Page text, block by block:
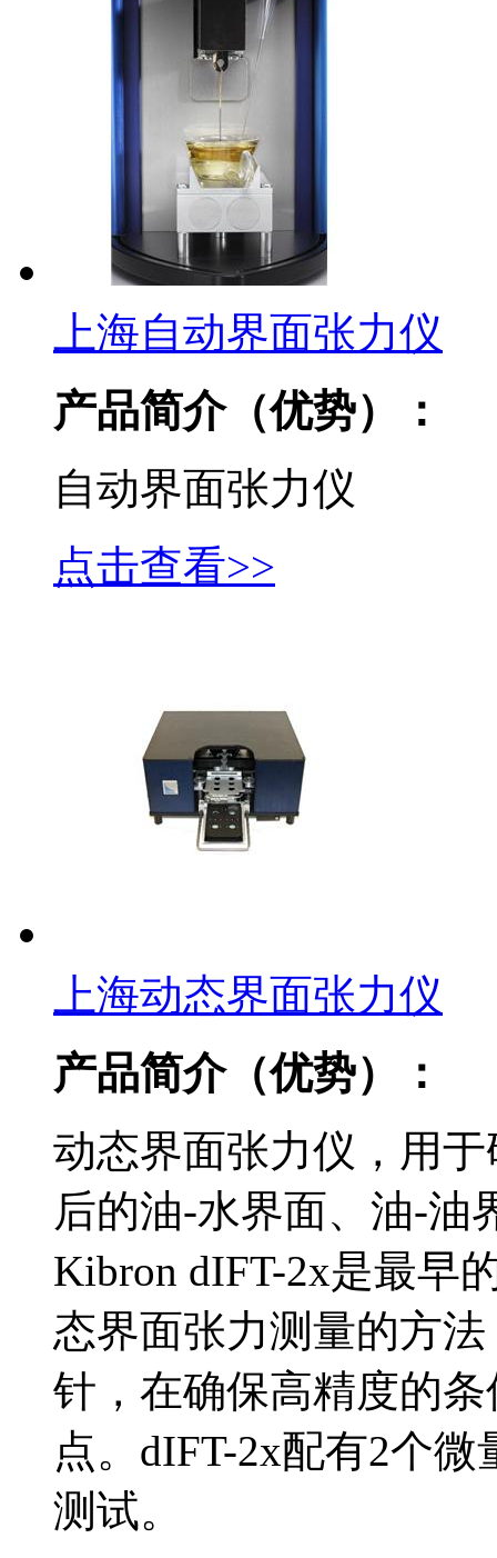
上海自动界面张力仪
产品简介（优势）：
自动界面张力仪
点击查看>>
上海动态界面张力仪
产品简介（优势）：
动态界面张力仪，用
后的油-水界面、油-油
Kibron dIFT-2x是最早
态界面张力测量的方
针，在确保高精度的
点。dIFT-2x配有2个
测试。